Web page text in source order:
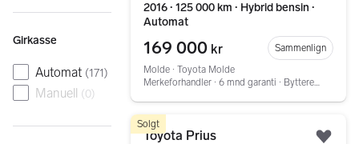
Girkasse
Automat (171)
Manuell (0)
2016 ∙ 125 000 km ∙ Hybrid bensin ∙
Automat
169 000 kr
Sammenlign
Molde ∙ Toyota Molde
Merkeforhandler ∙ 6 mnd garanti ∙ Bytterett ∙ Service
Solgt
Toyota Prius
Gå til annonsen